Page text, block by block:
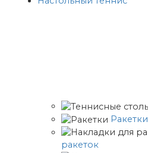
Ракетки
ракеток